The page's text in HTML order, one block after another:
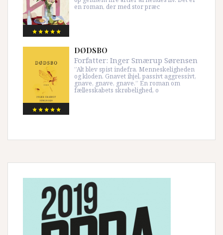
en roman, der med stor præc
DØDSBO
Forfatter: Inger Smærup Sørensen
”Alt blev spist indefra. Menneskeligheden
og kloden. Gnavet ihjel, passivt aggressivt,
gnave, gnave, gnave.” En roman om
fællesskabets skrøbelighed, o